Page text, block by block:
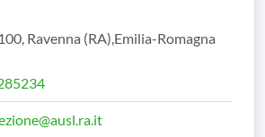
Ravenna (RA),Emilia-Romagna